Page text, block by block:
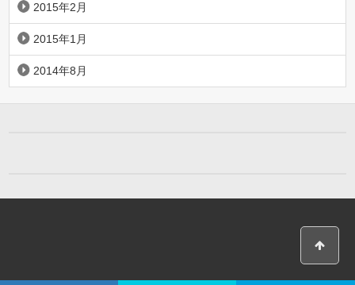
2015年2月
2015年1月
2014年8月